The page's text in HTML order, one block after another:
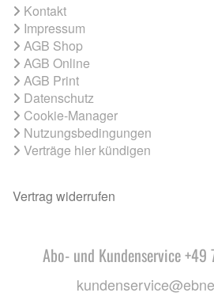
Kontakt
Impressum
AGB Shop
AGB Online
AGB Print
Datenschutz
Cookie-Manager
Nutzungsbedingungen
Verträge hier kündigen
Vertrag widerrufen
Abo- und Kundenservice